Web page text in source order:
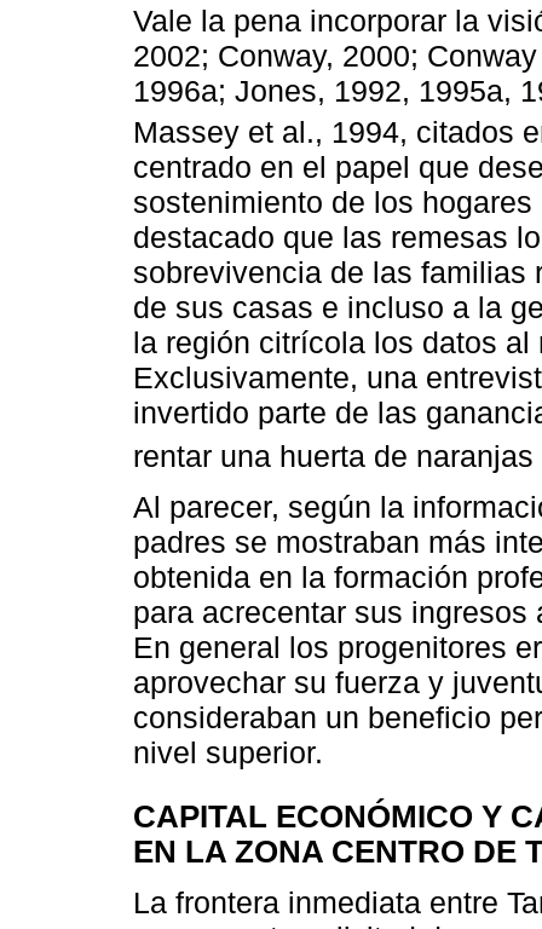
Vale la pena incorporar la
2002; Conway, 2000;
1996a; Jones, 1992, 1995a,
Massey et al., 1994, citados
centrado en el papel que
sostenimiento de los
destacado que las remesas
sobrevivencia de las familias
de sus casas e incluso a la
la región citrícola los datos
Exclusivamente, una
invertido parte de las
rentar una huerta de
Al parecer, según la
padres se mostraban más
obtenida en la formación
para acrecentar sus
En general los progenitores
aprovechar su fuerza y
consideraban un beneficio
nivel superior.
CAPITAL ECONÓMICO Y
EN LA ZONA CENTRO DE
La frontera inmediata entre